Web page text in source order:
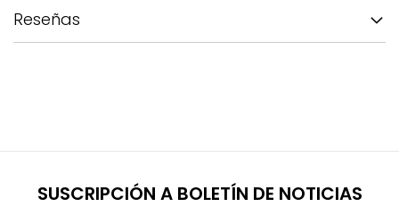
Reseñas
SUSCRIPCIÓN A BOLETÍN DE NOTICIAS